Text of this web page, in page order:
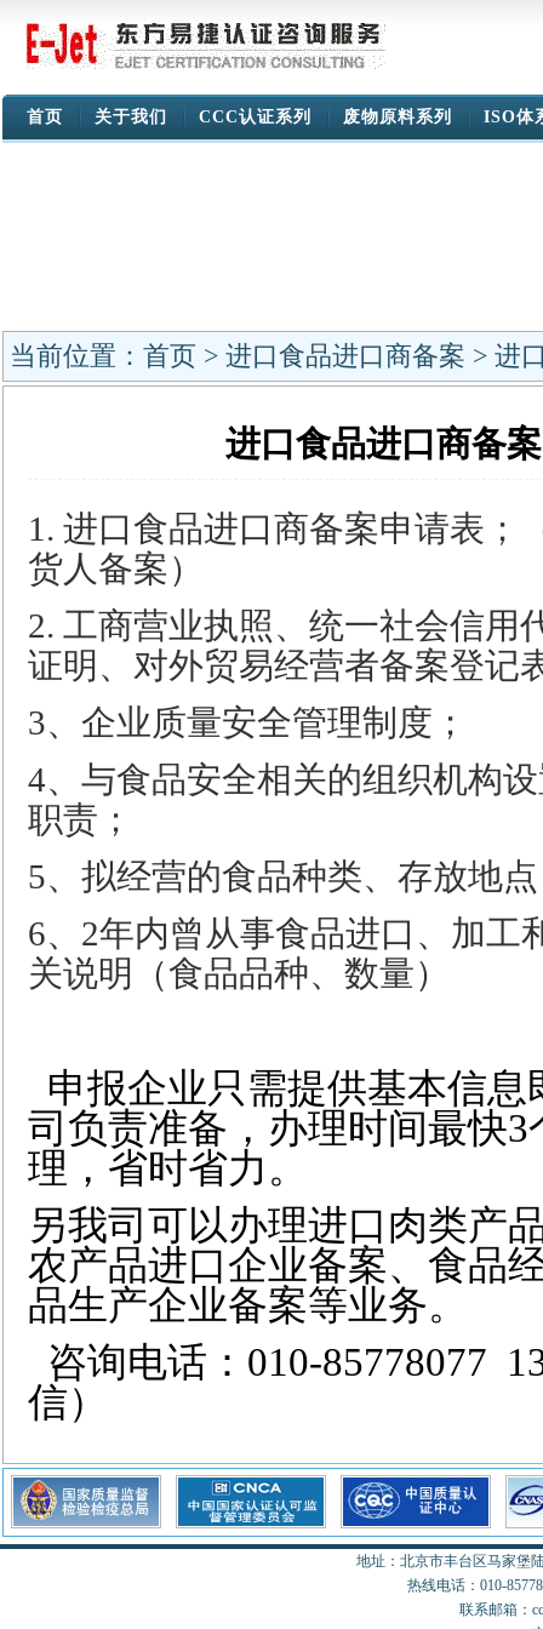
首页 关于我们 CCC认证系列 废物原料系列 ISO体
当前位置： 首页 > 进口食品进口商备案 > 进
进口食品进口商备
1. 进口食品进口商备案申请表；
货人备案）
2. 工商营业执照、统一社会信用
证明、对外贸易经营者备案登记
3、企业质量安全管理制度；
4、与食品安全相关的组织机构
职责；
5、 拟经营的食品种类、存放地
6、2年内曾从事食品进口、加工
关说明（食品品种、数量）
申报企业只需提供基本信
司负责准备，办理时间最快
理，省时省力。
另我司可以办理进口肉类产
农产品进口企业备案、食品
品生产企业备案等业务。
咨询电话：010-85778077
信）
地址：北京市丰台区马家堡
热线电话：010-
联系邮箱：